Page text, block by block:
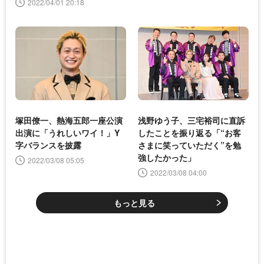
2022/04/01 20:18
塚田僚一、熱海五郎一座公演
出演に「うれしいワイ！」Y
字バランスを披露
2022/03/08 05:05
浅野ゆう子、三宅裕司に直訴
したことを振り返る「“お客
さまに笑っていただく”を勉
強したかった」
2022/03/08 04:00
もっと見る